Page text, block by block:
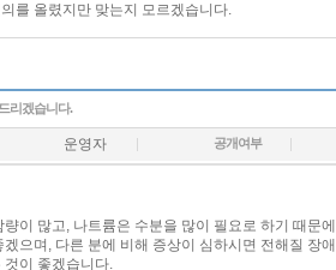
를 올렸지만 맞는지 모르겠습니다.
리겠습니다.
운영자 공개여부
이 많고, 나트륨은 수분을 많이 필요로 하기 때문
으며, 다른 분에 비해 증상이 심하시면 전해질 장
것이 좋겠습니다.